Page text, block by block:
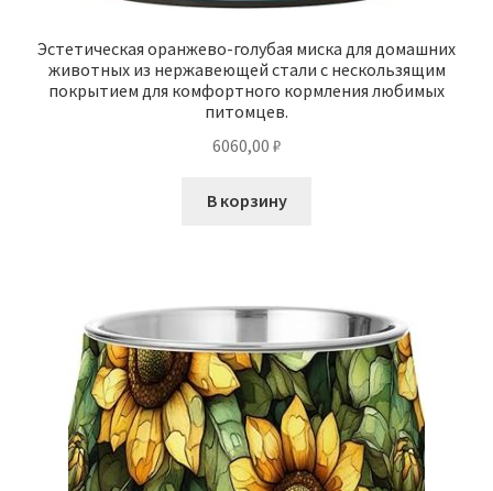
Эстетическая оранжево-голубая миска для домашних
животных из нержавеющей стали с нескользящим
покрытием для комфортного кормления любимых
питомцев.
6060,00 ₽
В корзину